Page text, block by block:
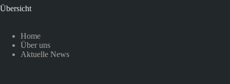
Übersicht
Home
Über uns
Aktuelle News